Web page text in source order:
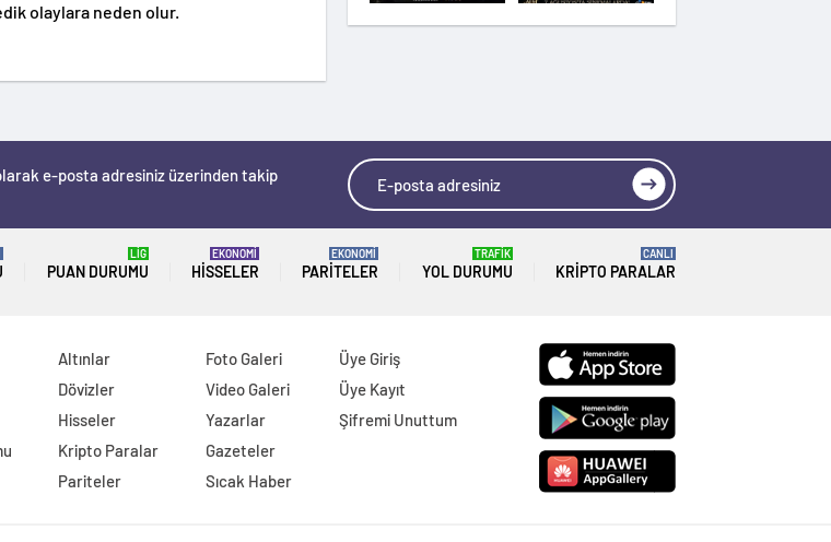
olaylara neden olur.
e-posta adresiniz üzerinden takip
PUAN DURUMU
LİG
HISSELER
EKONOMİ
PARITELER
EKONOMİ
YOL DURUMU
TRAFİK
KRIPTO PARALAR
CANLI
Altınlar
Dövizler
Hisseler
Kripto Paralar
Pariteler
Foto Galeri
Video Galeri
Yazarlar
Gazeteler
Sıcak Haber
Üye Giriş
Üye Kayıt
Şifremi Unuttum